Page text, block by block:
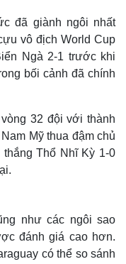
đã giành ngôi nhất
vô địch World Cup
Ngà 2-1 trước khi
bối cảnh đã chính
32 đội với thành
Mỹ thua đậm chủ
Thổ Nhĩ Kỳ 1-0
như các ngôi sao
đánh giá cao hơn.
có thể so sánh